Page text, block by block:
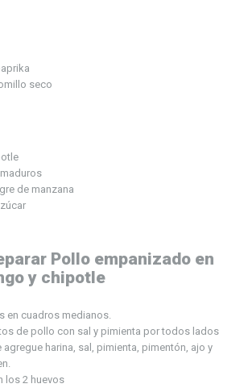
seco
de manzana
Pollo empanizado en
y chipotle
en cuadros medianos.
de pollo con sal y pimienta por todos lados
agregue harina, sal, pimienta, pimentón, ajo y
los 2 huevos